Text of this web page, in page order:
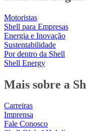
Motoristas
Shell para Empresas
Energia e Inovação
Sustentabilidade
Por dentro da Shell
Shell Energy
Mais sobre a
Carreiras
Imprensa
Fale Conosco